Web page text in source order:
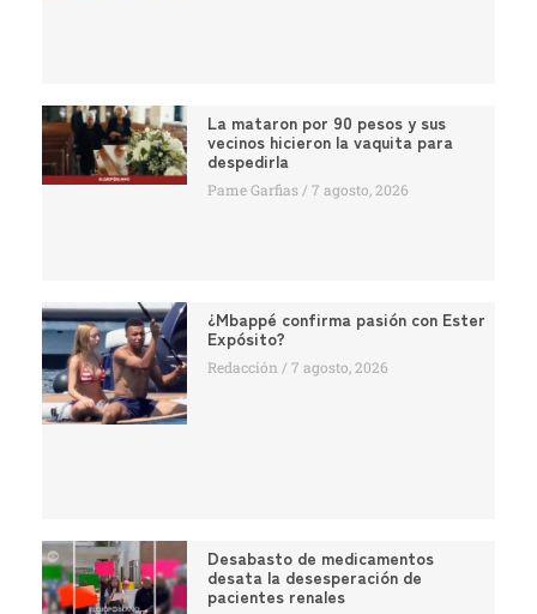
La mataron por 90 pesos y sus
vecinos hicieron la vaquita para
despedirla
Pame Garfias 7 agosto, 2026
¿Mbappé confirma pasión con Ester
Expósito?
Redacción 7 agosto, 2026
Desabasto de medicamentos
desata la desesperación de
pacientes renales